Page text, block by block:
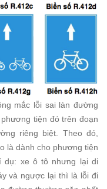
mắc lỗi sai làn đường
tiện đó trên đoạn
riêng biệt. Theo đó,
là dành cho phương tiện
dụ: xe ô tô nhưng lại di
và ngược lại thì là lỗi đi